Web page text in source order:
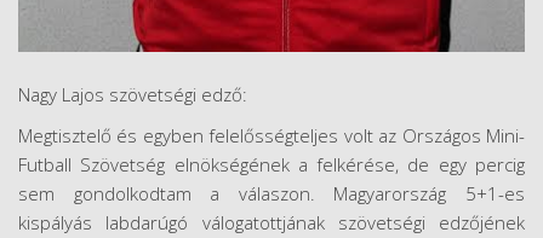
Nagy Lajos szövetségi edző:
Megtisztelő és egyben felelősségteljes volt az Országos Mini-
Futball Szövetség elnökségének a felkérése, de egy percig
sem gondolkodtam a válaszon. Magyarország 5+1-es
kispályás labdarúgó válogatottjának szövetségi edzőjének